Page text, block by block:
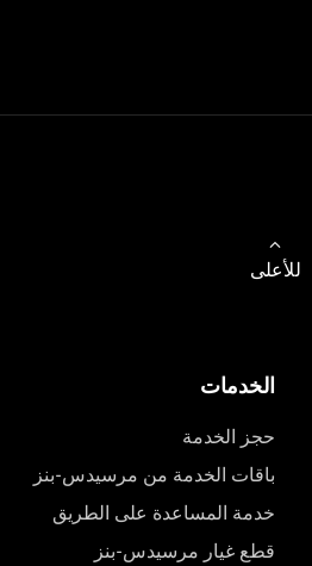
للأعلى
الخدمات
حجز الخدمة
باقات الخدمة من مرسيدس-بنز
خدمة المساعدة على الطريق
قطع غيار مرسيدس-بنز